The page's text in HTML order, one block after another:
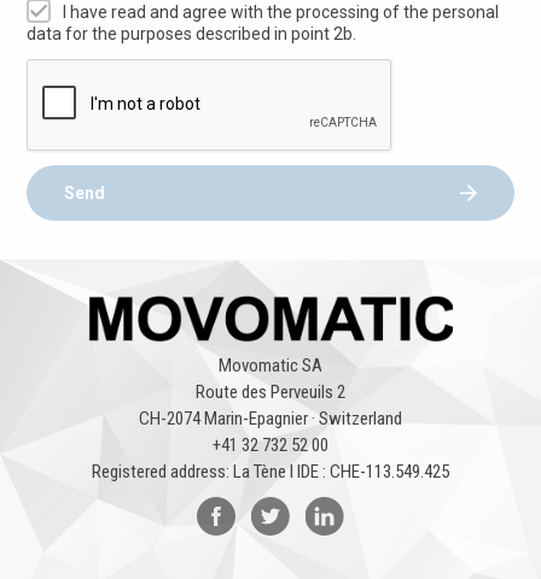
I have read and agree with the processing of the personal
data for the purposes described in point 2b.
Send
Movomatic SA
Route des Perveuils 2
CH-2074 Marin-Epagnier · Switzerland
+41 32 732 52 00
Registered address: La Tène l IDE : CHE-113.549.425